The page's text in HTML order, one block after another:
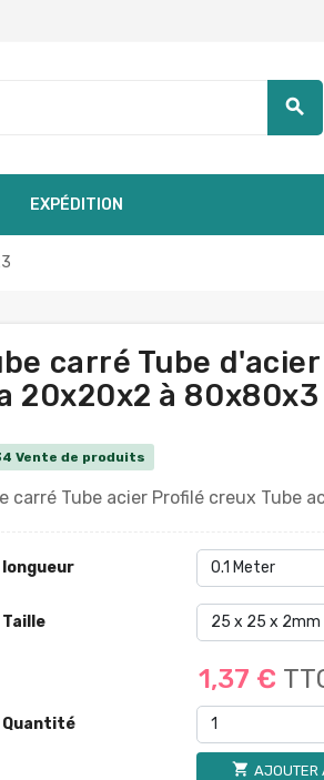
search
EXPÉDITION
carré Tube
20x20x2 à
Vente de produits
carré Tube acier Profilé creux Tube
longueur
Taille
1,37 €
Quantité
shopping_cart AJOUTER